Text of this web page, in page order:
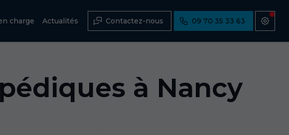
charge Actualités Contactez-nous 09 70 35 33 63
à Nancy